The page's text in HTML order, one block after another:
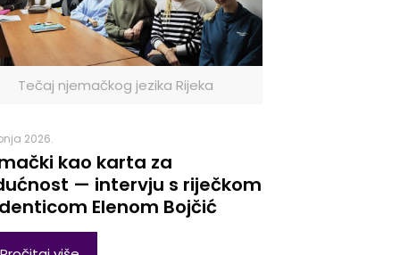
Tečaj njemačkog jezika Rijeka
2026.
kao karta za
— intervju s riječkom
Elenom Bojčić